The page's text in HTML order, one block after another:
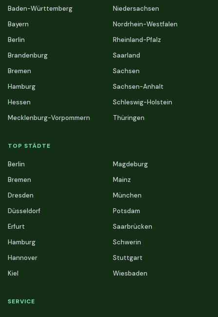
Baden-Württemberg
Bayern
Berlin
Brandenburg
Bremen
Hamburg
Hessen
Mecklenburg-Vorpommern
Niedersachsen
Nordrhein-Westfalen
Rheinland-Pfalz
Saarland
Sachsen
Sachsen-Anhalt
Schleswig-Holstein
Thüringen
TOP STÄDTE
Berlin
Bremen
Dresden
Düsseldorf
Erfurt
Hamburg
Hannover
Kiel
Magdeburg
Mainz
München
Potsdam
Saarbrücken
Schwerin
Stuttgart
Wiesbaden
SERVICE